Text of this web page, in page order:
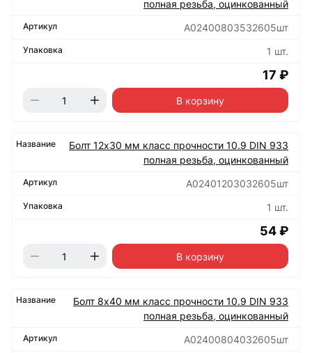
полная резьба, оцинкованный
А02400803532605шт
1 шт.
17 ₽
В корзину
Болт 12х30 мм класс прочности 10.9 DIN 933
полная резьба, оцинкованный
А02401203032605шт
1 шт.
54 ₽
В корзину
Болт 8х40 мм класс прочности 10.9 DIN 933
полная резьба, оцинкованный
А02400804032605шт